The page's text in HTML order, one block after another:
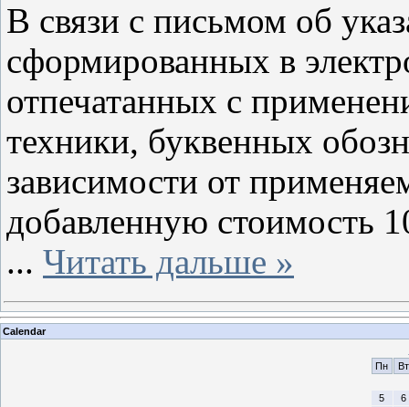
В связи с письмом об
сформированных в
отпечатанных с
техники, буквенных
зависимости от
добавленную стоимость
... Читать дальше »
Calendar
Пн
Вт
5
6